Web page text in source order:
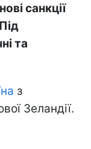
санкції
та
з
Зеландії.